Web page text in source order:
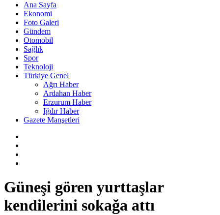
Ana Sayfa
Ekonomi
Foto Galeri
Gündem
Otomobil
Sağlık
Spor
Teknoloji
Türkiye Genel
Ağrı Haber
Ardahan Haber
Erzurum Haber
Iğdır Haber
Gazete Manşetleri
Güneşi gören yurttaşlar
kendilerini sokağa attı